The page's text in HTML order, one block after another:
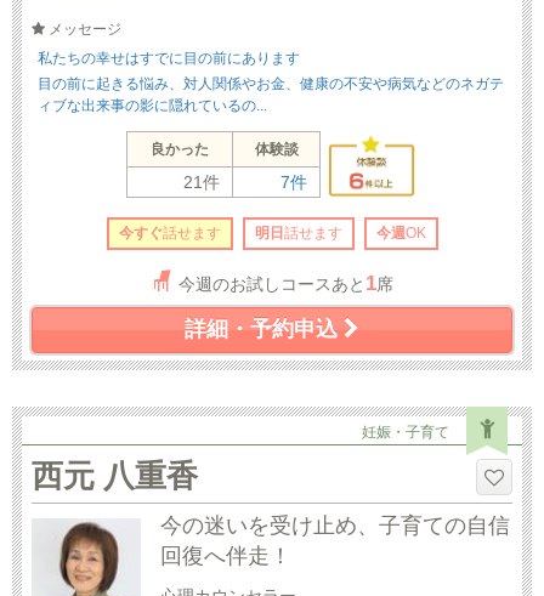
メッセージ
私たちの幸せはすでに目の前にあります
目の前に起きる悩み、対人関係やお金、健康の不安や病気などのネガテ
ィブな出来事の影に隠れているの...
良かった 体験談
21件 7件
今すぐ話せます 明日 話せます 今週OK
今週のお試しコースあと 1席
詳細・予約申込
妊娠・子育て
西元 八重香
今の迷いを受け止め、子育ての自信
回復へ伴走！